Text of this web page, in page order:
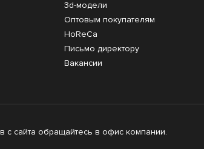
3d-модели
Оптовым покупателям
HoReCa
Письмо директору
Вакансии
сайта обращайтесь в офис компании.